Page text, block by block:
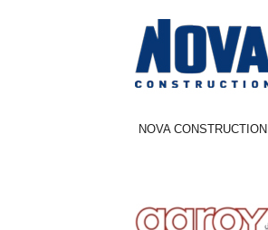
NOVA CONSTRUCTION